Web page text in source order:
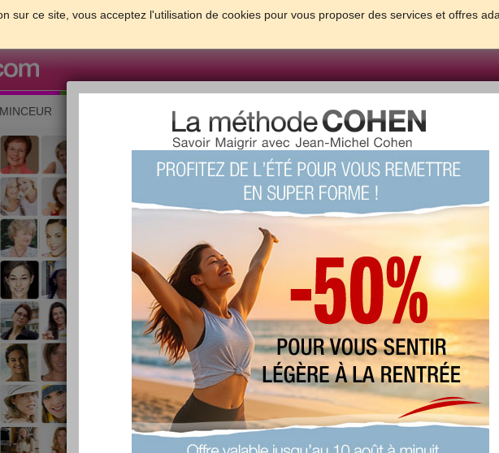
sur ce site, vous acceptez l'utilisation de cookies pour vous proposer des services et offres
MINCEUR FORME & SANTE PSYCHO & TESTS GROSSESSE & BEBE
Les meilleures solutions pour maigrir et être bien dans sa
PLUS
EFFICACE
PLUS
SANTÉ
PLUS
COACHING